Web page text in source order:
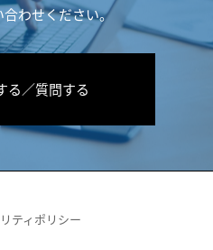
わせください。
る／質問する
ティポリシー